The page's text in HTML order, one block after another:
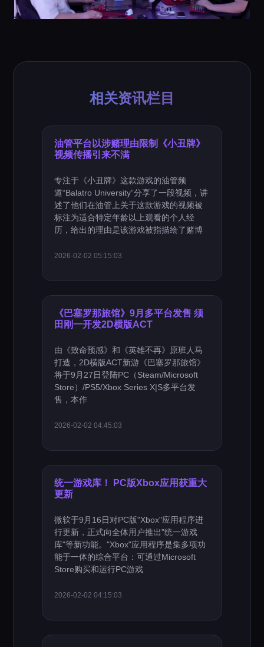
相关资讯栏目
油管平台以涉赌理由限制《小丑牌》
视频传播引来不满
专注于《小丑牌》这款游戏的油管频
道“Balatro University”分享了一段视频，讲
述了他们在油管上关于这款游戏的视频被
标注为适合特定年龄以上观看的个人经
历，给出的理由是该游戏被指描绘了赌博
2026-02-02 05:15:03
《巴塞罗那旅馆》9月多平台发售 须
田刚一开发2D横版ACT
由《致命预感》和《英雄不再》原班人马
打造，2D横版ACT新游《巴塞罗那旅馆》
将于9月27日登陆PC（Steam/Microsoft
Store）/PS5/Xbox Series X|S多平台发
售，本作
2026-02-02 04:45:03
统一游戏库！ PC版Xbox应用获重大
更新
微软于9月16日对PC版"Xbox"应用程序进
行更新，正式向全体用户推出"统一游戏
库"等新功能。"Xbox"应用程序是集多项功
能于一体的综合平台：可通过Microsoft
Store购买和运行PC游戏
2026-02-02 04:15:03